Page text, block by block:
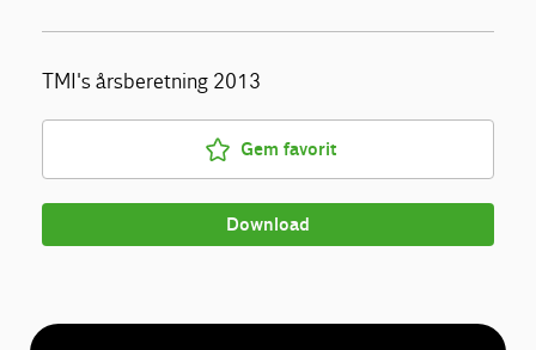
TMI's årsberetning 2013
Gem favorit
Download